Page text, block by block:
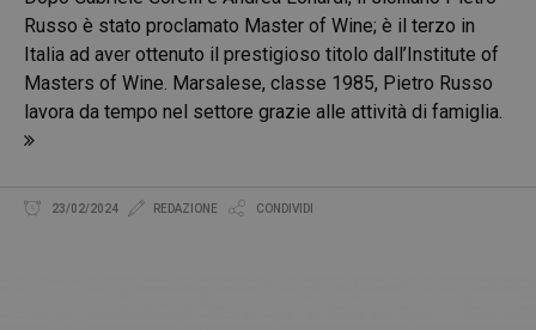
Russo è stato proclamato Master of Wine; è il terzo in
Italia ad aver ottenuto il prestigioso titolo dall’Institute of
Masters of Wine. Marsalese, classe 1985, Pietro Russo
lavora da tempo nel settore grazie alle attività di famiglia.
23/02/2024 REDAZIONE CONDIVIDI